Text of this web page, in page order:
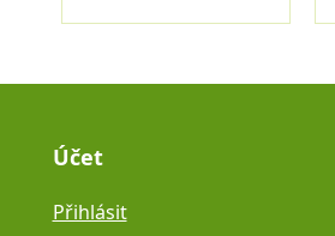
Účet
Přihlásit